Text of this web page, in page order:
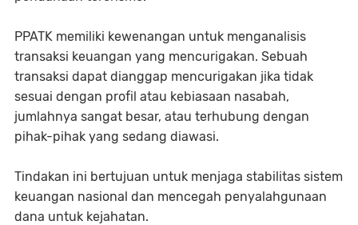
PPATK memiliki kewenangan untuk menganalisis
transaksi keuangan yang mencurigakan. Sebuah
transaksi dapat dianggap mencurigakan jika tidak
sesuai dengan profil atau kebiasaan nasabah,
jumlahnya sangat besar, atau terhubung dengan
pihak-pihak yang sedang diawasi.
Tindakan ini bertujuan untuk menjaga stabilitas sistem
keuangan nasional dan mencegah penyalahgunaan
dana untuk kejahatan.